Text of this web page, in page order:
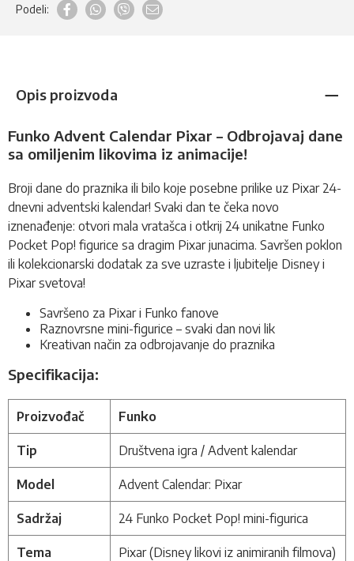
Podeli:
Opis proizvoda
Funko Advent Calendar Pixar – Odbrojavaj dane
sa omiljenim likovima iz animacije!
Broji dane do praznika ili bilo koje posebne prilike uz Pixar 24-
dnevni adventski kalendar! Svaki dan te čeka novo
iznenađenje: otvori mala vratašca i otkrij 24 unikatne Funko
Pocket Pop! figurice sa dragim Pixar junacima. Savršen poklon
ili kolekcionarski dodatak za sve uzraste i ljubitelje Disney i
Pixar svetova!
Savršeno za Pixar i Funko fanove
Raznovrsne mini-figurice – svaki dan novi lik
Kreativan način za odbrojavanje do praznika
Specifikacija:
Proizvođač Funko
Tip Društvena igra / Advent kalendar
Model Advent Calendar: Pixar
Sadržaj 24 Funko Pocket Pop! mini-figurica
Tema Pixar (Disney likovi iz animiranih filmova)